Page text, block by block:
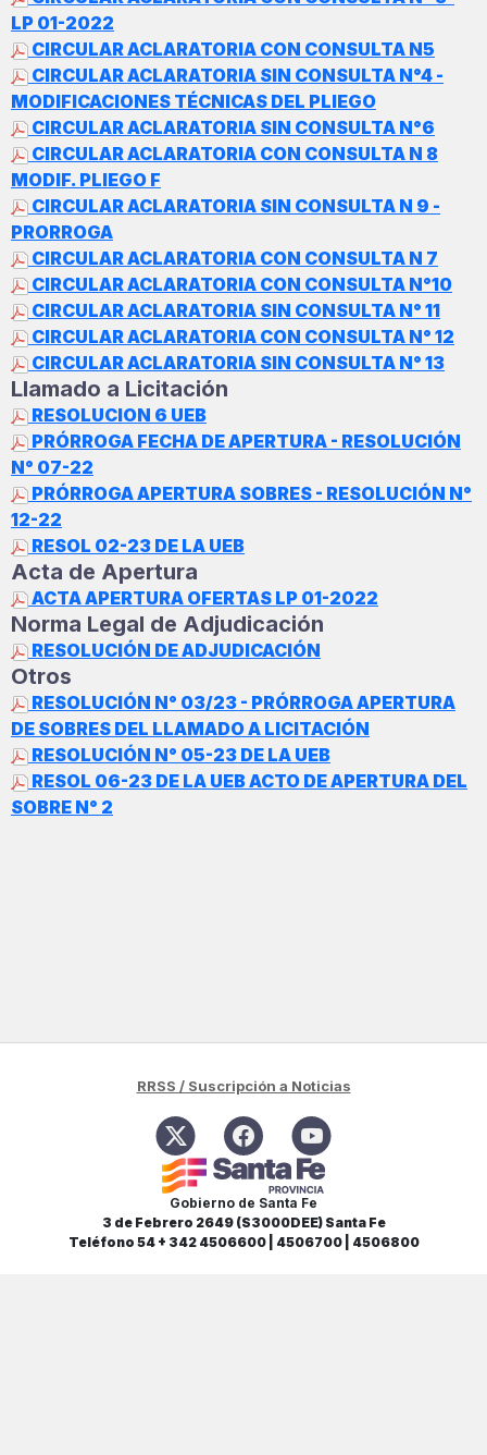
LP 01-2022
CIRCULAR ACLARATORIA CON CONSULTA N5
CIRCULAR ACLARATORIA SIN CONSULTA N°4 -
MODIFICACIONES TÉCNICAS DEL PLIEGO
CIRCULAR ACLARATORIA SIN CONSULTA N°6
CIRCULAR ACLARATORIA CON CONSULTA N 8
MODIF. PLIEGO F
CIRCULAR ACLARATORIA SIN CONSULTA N 9 -
PRORROGA
CIRCULAR ACLARATORIA CON CONSULTA N 7
CIRCULAR ACLARATORIA CON CONSULTA N°10
CIRCULAR ACLARATORIA SIN CONSULTA N° 11
CIRCULAR ACLARATORIA CON CONSULTA N° 12
CIRCULAR ACLARATORIA SIN CONSULTA N° 13
Llamado a Licitación
RESOLUCION 6 UEB
PRÓRROGA FECHA DE APERTURA - RESOLUCIÓN
N° 07-22
PRÓRROGA APERTURA SOBRES - RESOLUCIÓN N°
12-22
RESOL 02-23 DE LA UEB
Acta de Apertura
ACTA APERTURA OFERTAS LP 01-2022
Norma Legal de Adjudicación
RESOLUCIÓN DE ADJUDICACIÓN
Otros
RESOLUCIÓN N° 03/23 - PRÓRROGA APERTURA
DE SOBRES DEL LLAMADO A LICITACIÓN
RESOLUCIÓN N° 05-23 DE LA UEB
RESOL 06-23 DE LA UEB ACTO DE APERTURA DEL
SOBRE N° 2
RRSS / Suscripción a Noticias
Gobierno de Santa Fe
3 de Febrero 2649 (S3000DEE) Santa Fe
Teléfono 54 + 342 4506600 | 4506700 | 4506800